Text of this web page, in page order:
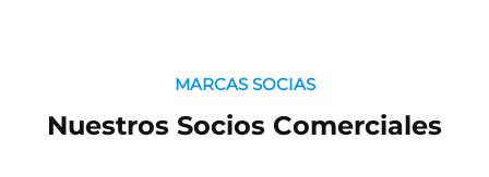
MARCAS SOCIAS
Nuestros Socios Comerciales